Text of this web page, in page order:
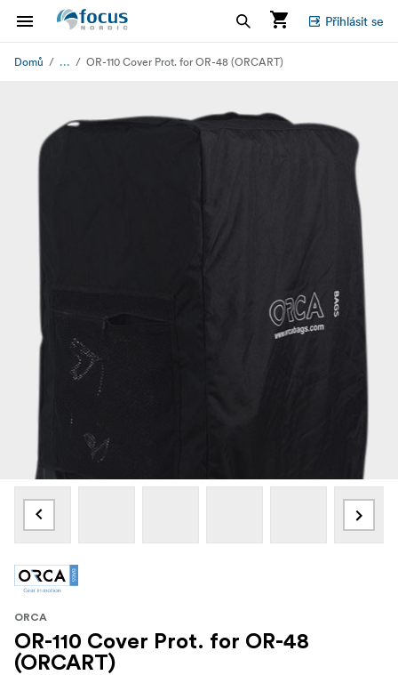
Přihlásit se
Domů ... OR-110 Cover Prot. for OR-48 (ORCART)
ORCA
OR-110 Cover Prot. for OR-48
(ORCART)